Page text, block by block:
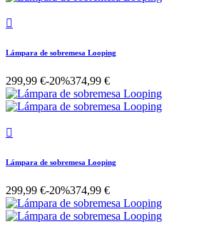

Lámpara de sobremesa Looping
299,99 €-20%374,99 €

Lámpara de sobremesa Looping
299,99 €-20%374,99 €